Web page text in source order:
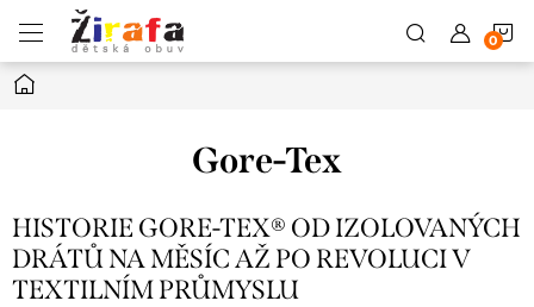
obsah
Domů
Gore-Tex
HISTORIE GORE-TEX® OD IZOLOVANÝCH
DRÁTŮ NA MĚSÍC AŽ PO REVOLUCI V
TEXTILNÍM PRŮMYSLU